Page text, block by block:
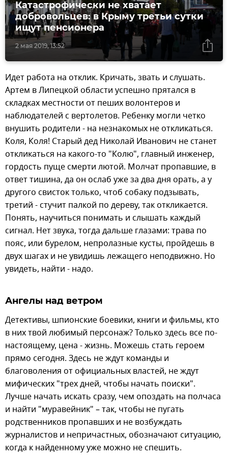
2 мая 2019, 13:52
Катастрофически не хватает
добровольцев: в Крыму третьи сутки
ищут пенсионера
Идет работа на отклик. Кричать, звать и слушать.
Артем в Липецкой области успешно прятался в
складках местности от пеших волонтеров и
наблюдателей с вертолетов. Ребенку могли четко
внушить родители - на незнакомых не откликаться.
Коля, Коля! Старый дед Николай Иванович не станет
откликаться на какого-то "Колю", главный инженер,
гордость пуще смерти лютой. Молчат пропавшие, в
ответ тишина, да он ослаб уже за два дня орать, а у
другого свисток только, чтоб собаку подзывать,
третий - стучит палкой по дереву, так откликается.
Понять, научиться понимать и слышать каждый
сигнал. Нет звука, тогда дальше глазами: трава по
пояс, или бурелом, непролазные кусты, пройдешь в
двух шагах и не увидишь лежащего неподвижно. Но
увидеть, найти - надо.
Ангелы над ветром
Детективы, шпионские боевики, книги и фильмы, кто
в них твой любимый персонаж? Только здесь все по-
настоящему, цена - жизнь. Можешь стать героем
прямо сегодня. Здесь не ждут команды и
благоволения от официальных властей, не ждут
мифических "трех дней, чтобы начать поиски".
Лучше начать искать сразу, чем опоздать на полчаса
и найти "муравейник" – так, чтобы не пугать
родственников пропавших и не возбуждать
журналистов и непричастных, обозначают ситуацию,
когда к найденному уже можно не спешить.